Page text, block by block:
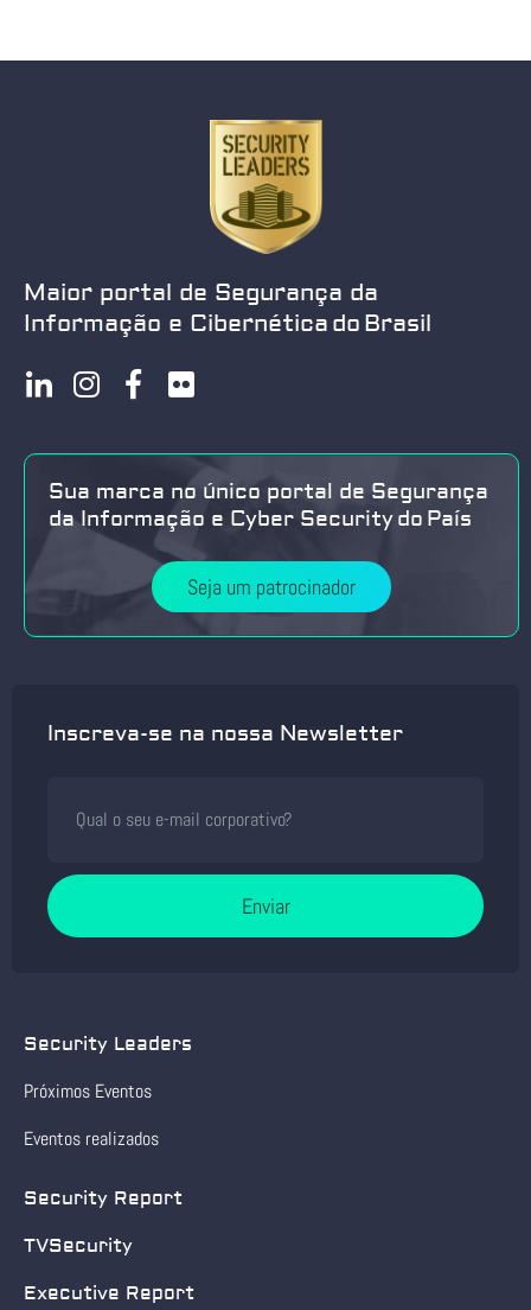
Maior portal de Segurança da
Informação e Cibernética do Brasil
Sua marca no único portal de Segurança
da Informação e Cyber Security do País
Seja um patrocinador
Inscreva-se na nossa Newsletter
Enviar
Security Leaders
Próximos Eventos
Eventos realizados
Security Report
TVSecurity
Executive Report